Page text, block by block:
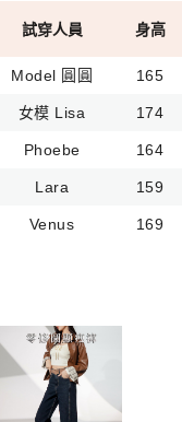
試穿人員 身高
Model 圓圓 165
女模 Lisa 174
Phoebe 164
Lara 159
Venus 169